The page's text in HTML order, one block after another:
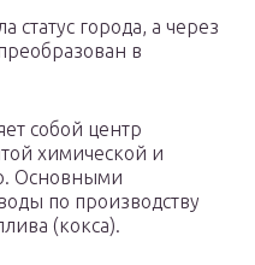
статус города, а через
в
собой центр
химической и
Основными
по производству
(кокса).